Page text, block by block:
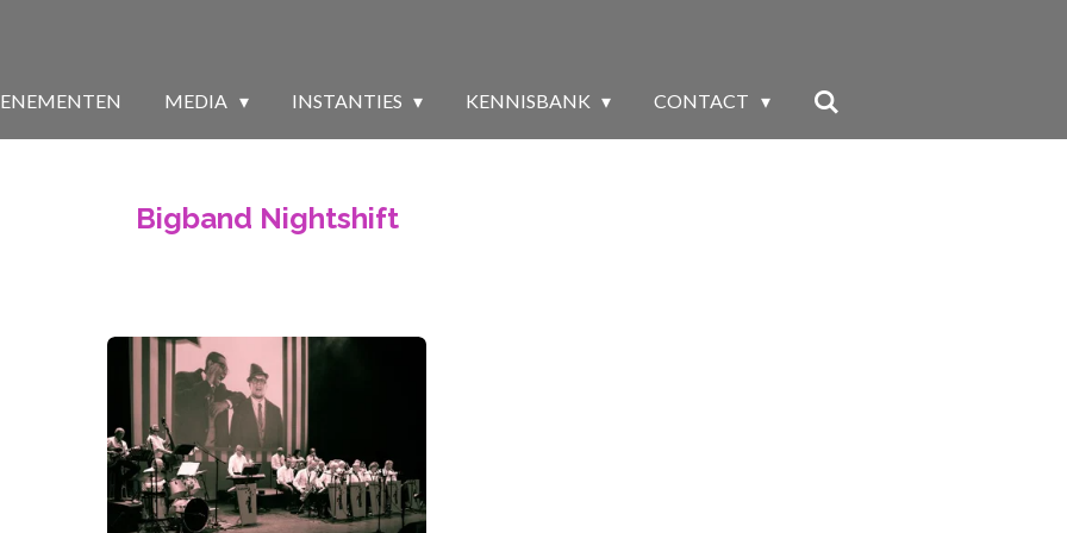
MEDIA INSTANTIES KENNISBANK CONTACT
Bigband Nightshift